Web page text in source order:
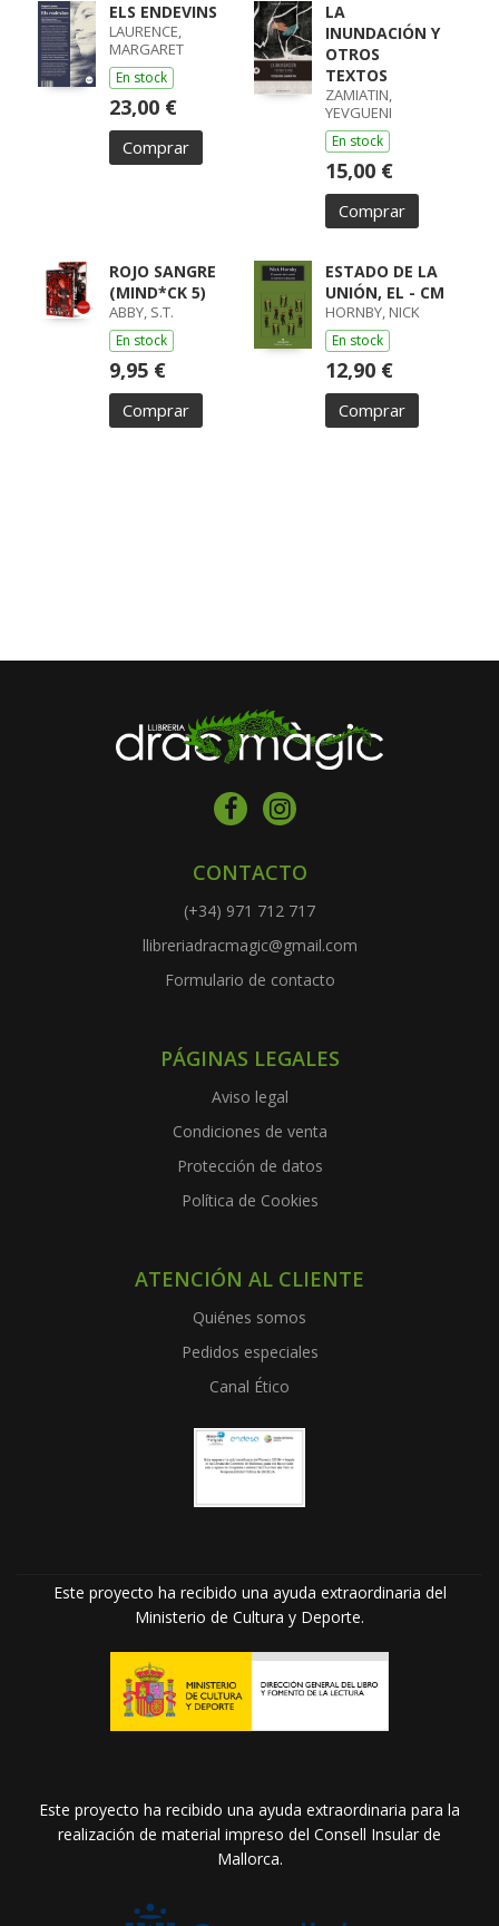
ELS ENDEVINS
LAURENCE,
MARGARET
En stock
23,00 €
Comprar
LA
INUNDACIÓN Y
OTROS
TEXTOS
ZAMIATIN,
YEVGUENI
En stock
15,00 €
Comprar
ROJO SANGRE
(MIND*CK 5)
ABBY, S.T.
En stock
9,95 €
Comprar
ESTADO DE LA
UNIÓN, EL - CM
HORNBY, NICK
En stock
12,90 €
Comprar
CONTACTO
(+34) 971 712 717
llibreriadracmagic@gmail.com
Formulario de contacto
PÁGINAS LEGALES
Aviso legal
Condiciones de venta
Protección de datos
Política de Cookies
ATENCIÓN AL CLIENTE
Quiénes somos
Pedidos especiales
Canal Ético
Este proyecto ha recibido una ayuda extraordinaria del
Ministerio de Cultura y Deporte.
Este proyecto ha recibido una ayuda extraordinaria para la
realización de material impreso del Consell Insular de
Mallorca.